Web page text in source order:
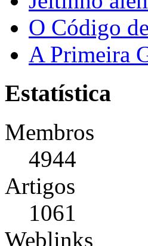
O Código
A Primeira
Estatística
Membros
4944
Artigos
1061
Weblinks